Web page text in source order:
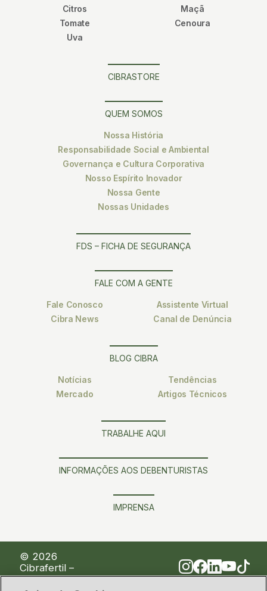
Citros
Tomate
Uva
Maçã
Cenoura
CIBRASTORE
QUEM SOMOS
Nossa História
Responsabilidade Social e Ambiental
Governança e Cultura Corporativa
Nosso Espírito Inovador
Nossa Gente
Nossas Unidades
FDS – FICHA DE SEGURANÇA
FALE COM A GENTE
Fale Conosco
Cibra News
Assistente Virtual
Canal de Denúncia
BLOG CIBRA
Notícias
Mercado
Tendências
Artigos Técnicos
TRABALHE AQUI
INFORMAÇÕES AOS DEBENTURISTAS
IMPRENSA
© 2026
Cibrafertil –
Companhia